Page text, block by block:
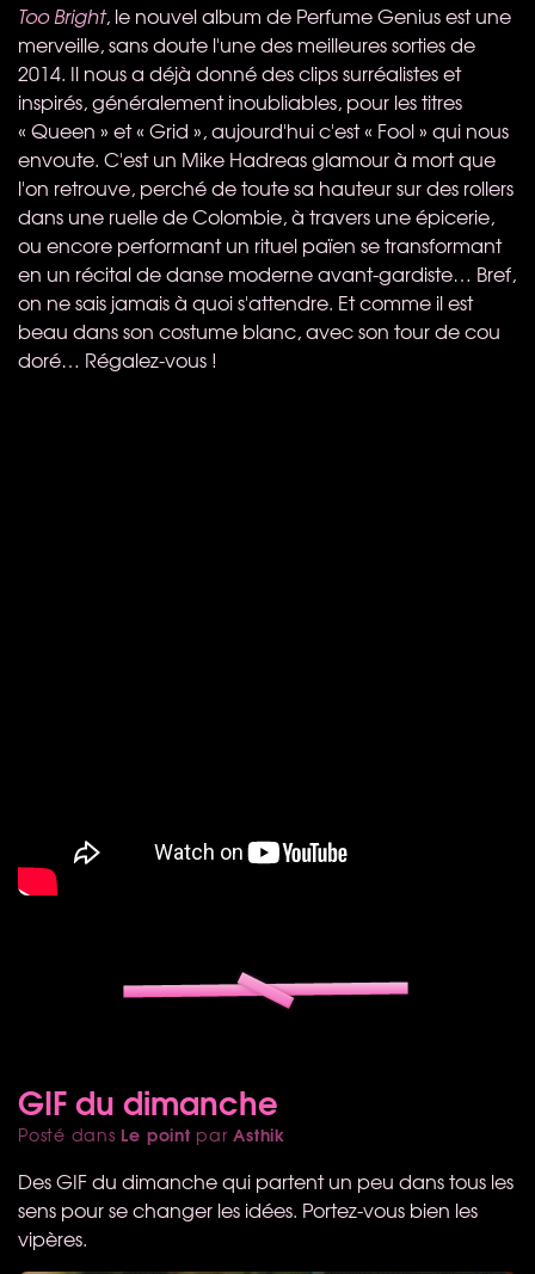
Too Bright, le nouvel album de Perfume Genius est une
merveille, sans doute l'une des meilleures sorties de
2014. Il nous a déjà donné des clips surréalistes et
inspirés, généralement inoubliables, pour les titres
« Queen » et « Grid », aujourd'hui c'est « Fool » qui nous
envoute. C'est un Mike Hadreas glamour à mort que
l'on retrouve, perché de toute sa hauteur sur des rollers
dans une ruelle de Colombie, à travers une épicerie,
ou encore performant un rituel païen se transformant
en un récital de danse moderne avant-gardiste… Bref,
on ne sais jamais à quoi s'attendre. Et comme il est
beau dans son costume blanc, avec son tour de cou
doré… Régalez-vous !
GIF du dimanche
Posté dans Le point parAsthik
DesGIFdu dimanche qui partent un peu dans tous les
sens pour se changer les idées. Portez-vous bien les
vipères.